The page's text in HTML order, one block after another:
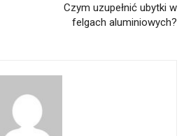
Czym uzupełnić ubytki w
felgach aluminiowych?